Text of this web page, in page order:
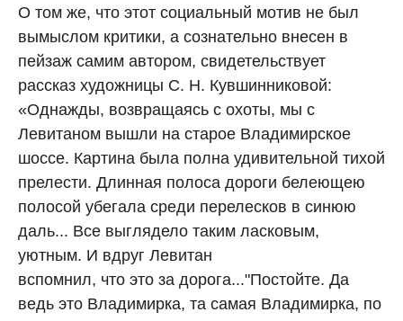
О том же, что этот социальный мотив не был
вымыслом критики, а сознательно внесен в
пейзаж самим автором, свидетельствует
рассказ художницы С. Н. Кувшинниковой:
«Однажды, возвращаясь с охоты, мы с
Левитаном вышли на старое Владимирское
шоссе. Картина была полна удивительной тихой
прелести. Длинная полоса дороги белеющею
полосой убегала среди перелесков в синюю
даль... Все выглядело таким ласковым,
уютным. И вдруг Левитан
вспомнил, что это за дорога..."Постойте. Да
ведь это Владимирка, та самая Владимирка, по